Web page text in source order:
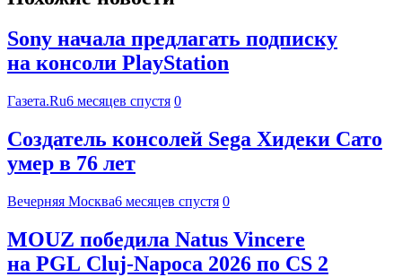
Sony начала предлагать подписку
на консоли PlayStation
Газета.Ru6 месяцев спустя 0
Создатель консолей Sega Хидеки Сато
умер в 76 лет
Вечерняя Москва6 месяцев спустя 0
MOUZ победила Natus Vincere
на PGL Cluj-Napoca 2026 по CS 2